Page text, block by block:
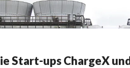
Start-ups ChargeX